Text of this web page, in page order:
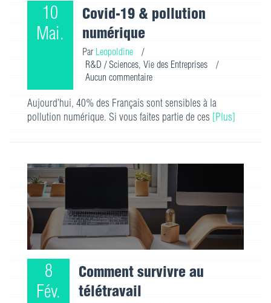
10
Mai.
Covid-19 & pollution
numérique
Par Leopoldine
/
R&D / Sciences, Vie des Entreprises
/
Aucun commentaire
Aujourd’hui, 40% des Français sont sensibles à la
pollution numérique. Si vous faites partie de ces [Plus]
8
Fév.
Comment survivre au
télétravail